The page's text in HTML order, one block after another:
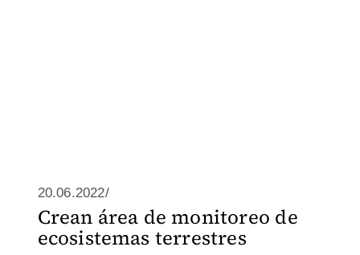
20.06.2022/
Crean área de monitoreo de
ecosistemas terrestres